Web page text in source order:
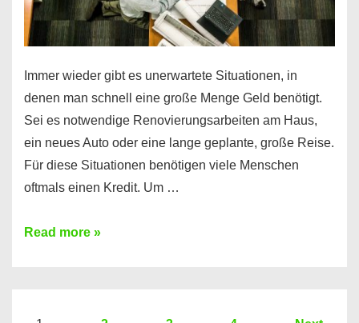
Immer wieder gibt es unerwartete Situationen, in
denen man schnell eine große Menge Geld benötigt.
Sei es notwendige Renovierungsarbeiten am Haus,
ein neues Auto oder eine lange geplante, große Reise.
Für diese Situationen benötigen viele Menschen
oftmals einen Kredit. Um …
Brauchen
Read more »